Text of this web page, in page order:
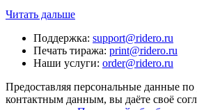
Читать дальше
Поддержка: support@ridero.ru
Печать тиража: print@ridero.ru
Наши услуги: order@ridero.ru
Предоставляя персональные данные
контактным данным, вы даёте своё